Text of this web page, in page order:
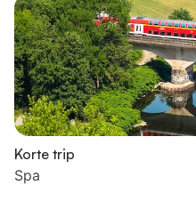
Korte trip
Spa